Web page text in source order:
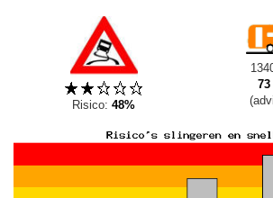
Risico:48%
73